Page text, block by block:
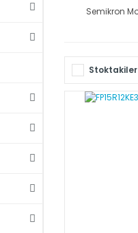
Semikron
Stoktakiler